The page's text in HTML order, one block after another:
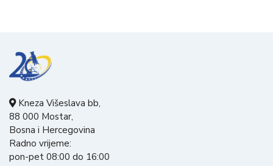
Kneza Višeslava bb,
88 000 Mostar,
Bosna i Hercegovina
Radno vrijeme:
pon-pet 08:00 do 16:00